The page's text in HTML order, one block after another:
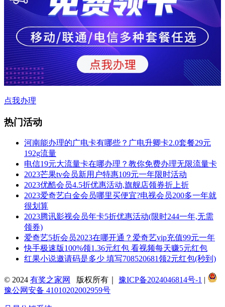
点我办理
热门活动
河南能办理的广电卡有哪些？广电升卿卡2.0套餐29元
192g流量
电信19元大流量卡在哪办理？教你免费办理无限流量卡
2023芒果tv会员新用户特惠109元一年限时活动
2023优酷会员4.5折优惠活动,旗舰店领券折上折
2023爱奇艺白金会员哪里买便宜?电视会员200多一年就
很划算
2023腾讯影视会员年卡5折优惠活动(限时244一年,无需
领券)
爱奇艺5折会员2023在哪开通？爱奇艺vip充值99元一年
快手极速版100%领1.36元红包 看视频每天赚5元红包
红果小说邀请码是多少 填写708520681领2元红包(秒到)
© 2024 有奖之家网 版权所有｜ 豫ICP备2024046814号-1 |
豫公网安备 41010202002959号